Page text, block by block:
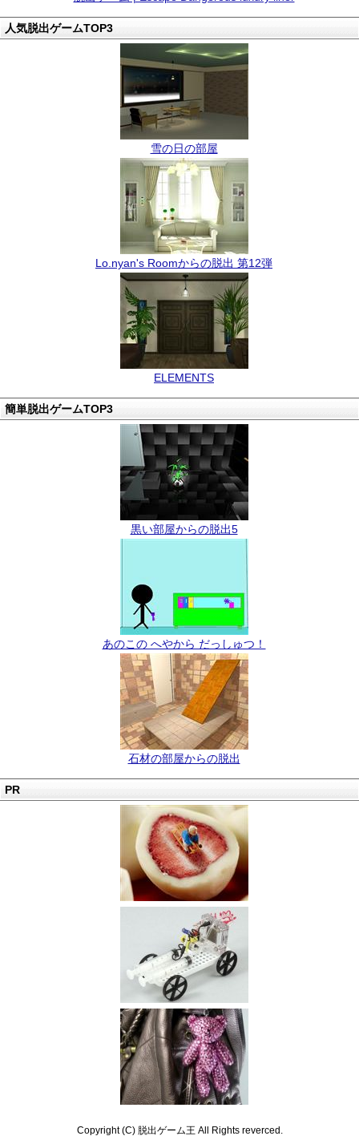
人気脱出ゲームTOP3
雪の日の部屋
Lo.nyan's Roomからの脱出 第12弾
ELEMENTS
簡単脱出ゲームTOP3
黒い部屋からの脱出5
あのこの へやから だっしゅつ！
石材の部屋からの脱出
PR
Copyright (C) 脱出ゲーム王 All Rights reverced.